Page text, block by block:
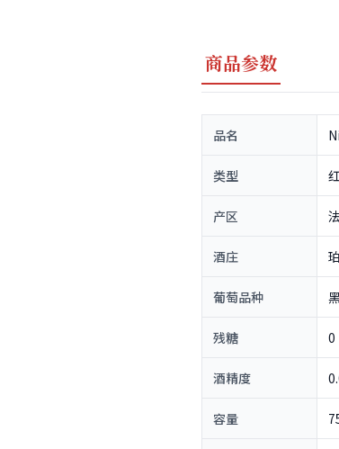
商品参数
品名
类型
产区
酒庄
葡萄品种
残糖 0
酒精度
容量